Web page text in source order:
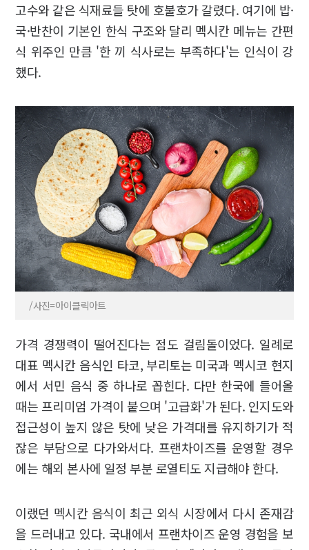
고수와 같은 식재료들 탓에 호불호가 갈렸다. 여기에 밥·
국·반찬이 기본인 한식 구조와 달리 멕시칸 메뉴는 간편
식 위주인 만큼 '한 끼 식사로는 부족하다'는 인식이 강
했다.
/사진=아이클릭아트
가격 경쟁력이 떨어진다는 점도 걸림돌이었다. 일례로
대표 멕시칸 음식인 타코, 부리토는 미국과 멕시코 현지
에서 서민 음식 중 하나로 꼽힌다. 다만 한국에 들어올
때는 프리미엄 가격이 붙으며 '고급화'가 된다. 인지도와
접근성이 높지 않은 탓에 낮은 가격대를 유지하기가 적
잖은 부담으로 다가와서다. 프랜차이즈를 운영할 경우
에는 해외 본사에 일정 부분 로열티도 지급해야 한다.
이랬던 멕시칸 음식이 최근 외식 시장에서 다시 존재감
을 드러내고 있다. 국내에서 프랜차이즈 운영 경험을 보